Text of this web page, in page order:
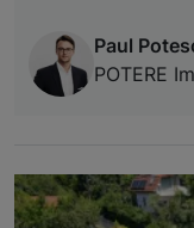
Paul
POTERE